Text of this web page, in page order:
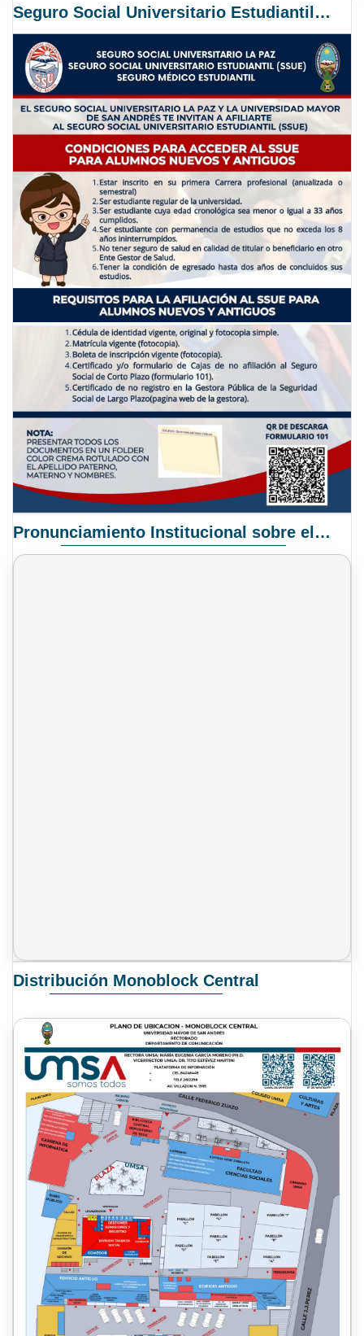
Seguro Social Universitario Estudiantil SSUE
Pronunciamiento Institucional sobre el Proyecto de Ley N° 068/2025-2026 C.S.
Distribución Monoblock Central